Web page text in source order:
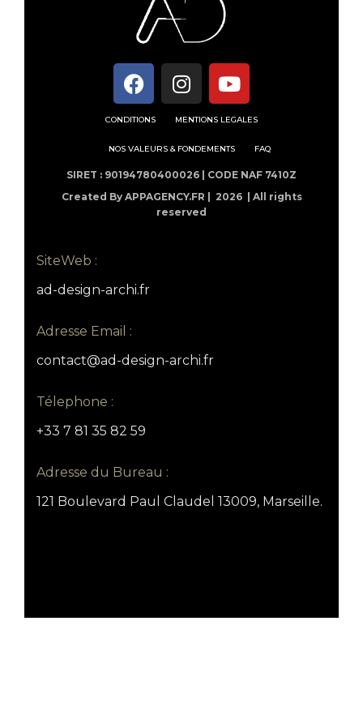
CONDITIONS MENTIONS LEGALES
NOS VALEURS & FONDEMENTS FAQ
SIRET : 90194780400026 | CODE NAF 7410Z
Created By APPAGENCY.FR | 2026 | All rights
reserved
SiteWeb :
ad-design-archi.fr
Adresse Email :
contact@ad-design-archi.fr
Télephone :
+33 7 81 35 82 59
Adresse du Bureau :
121 Boulevard Paul Claudel 13009, Marseille.